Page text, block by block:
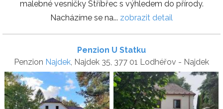
malebné vesničky Stříbřec s výhledem do přírody.
Nacházíme se na... zobrazit detail
Penzion U Statku
Penzion Najdek , Najdek 35, 377 01 Lodhéřov - Najdek